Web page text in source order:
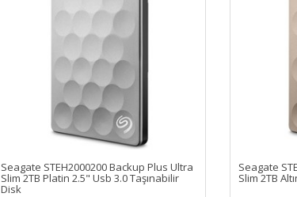
Seagate STEH2000200 Backup Plus Ultra
Slim 2TB Platin 2.5" Usb 3.0 Taşınabilir
Disk
Seagate
Slim 2TB